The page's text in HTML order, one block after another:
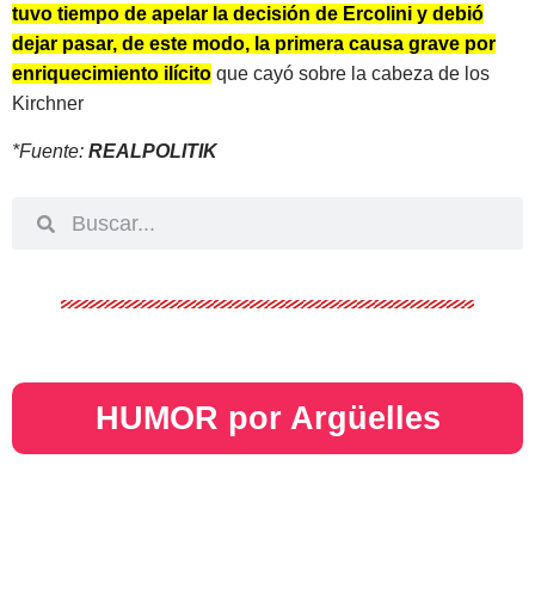
tuvo tiempo de apelar la decisión de Ercolini y debió
dejar pasar, de este modo, la primera causa grave por
enriquecimiento ilícito que cayó sobre la cabeza de los
Kirchner
*Fuente: REALPOLITIK
HUMOR por Argüelles​